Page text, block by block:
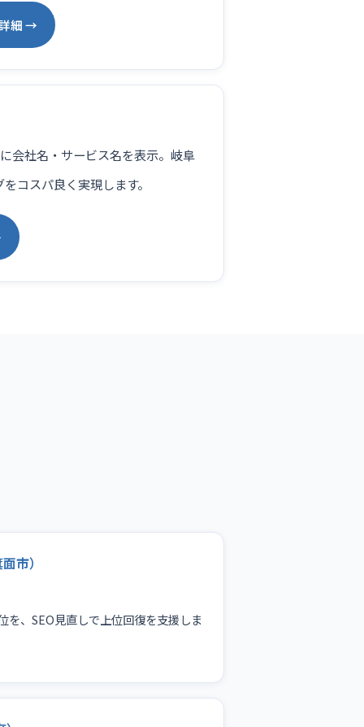
細 →
会社名・サービス名を表示。岐阜
コスパ良く実現します。
市）
を、SEO見直しで上位回復を支援しま